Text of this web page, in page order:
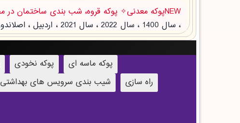
NEWپوکه معدنی✧ پوکه قروه، شب بندی ساختمان در محمودآبادنمونه
پوکه نخودی
پوکه ماسه ای
شیب بندی سرویس های بهداشتی
راه سازی